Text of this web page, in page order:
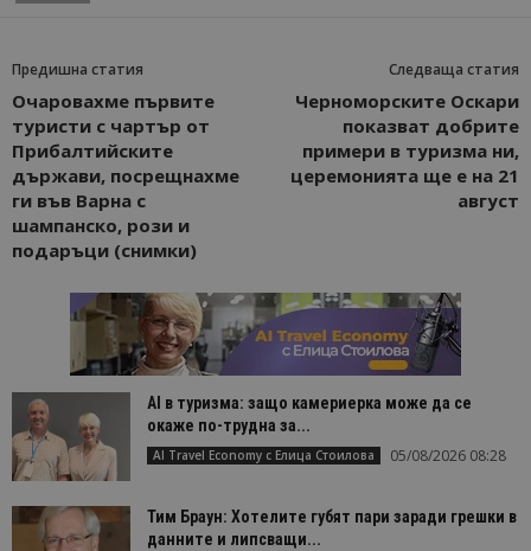
Предишна статия
Очаровахме първите
туристи с чартър от
Прибалтийските
държави, посрещнахме
ги във Варна с
шампанско, рози и
подаръци (снимки)
Следваща статия
Черноморските Оскари
показват добрите
примери в туризма ни,
церемонията ще е на 21
август
AI в туризма: защо камериерка може да се
окаже по-трудна за...
AI Travel Economy с Елица Стоилова 05/08/2026 08:28
Тим Браун: Хотелите губят пари заради грешки в
данните и липсващи...